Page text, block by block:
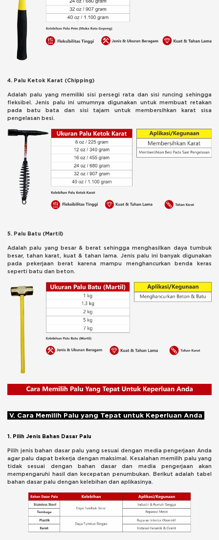
4. Palu Ketok Karat (Chipping)
Adalah palu yang memiliki sisi persegi rata dan sisi runcing sehingga
fleksibel. Jenis palu ini umumnya digunakan untuk membuat retakan
pada batu bata dan sisi tajam untuk membersihkan karat sisa
pengelasan besi.
5. Palu Batu (Martil)
Adalah palu yang besar & berat sehingga menghasilkan daya tumbuk
besar, tahan karat, kuat & tahan lama. Jenis palu ini banyak digunakan
pada pekerjaan berat karena mampu menghancurkan benda keras
seperti batu dan beton.
V. Cara Memilih Palu yang Tepat untuk Keperluan Anda
1. Pilih Jenis Bahan Dasar Palu
Pilih jenis bahan dasar palu yang sesuai dengan media pengerjaan Anda
agar palu dapat bekerja dengan maksimal. Kesalahan memilih palu yang
tidak sesuai dengan bahan dasar dan media pengerjaan akan
mempengaruhi hasil dan kecepatan penumbukan. Berikut adalah tabel
bahan dasar palu dengan kelebihan dan aplikasinya.